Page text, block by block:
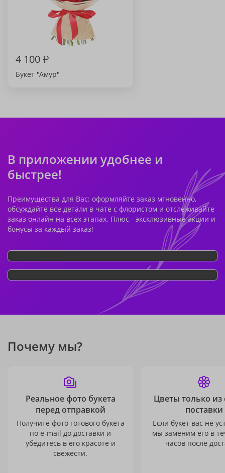
4 100₽
Букет "Амур"
В приложении удобнее и
быстрее!
Преимущества для Вас: оформляйте заказ мгновенно,
обсуждайте все детали в чате с флористом и отслеживайте
заказ онлайн на всех этапах. Плюс - эксклюзивные акции и
бонусы за каждый заказ!
Почему мы?
Реальное фото букета
перед отправкой
Получите фото готового букета
по e-mail до доставки и
убедитесь в его красоте и
свежести.
Цветы только из
поставки
Если букет вас не
мы заменим его в
часов после